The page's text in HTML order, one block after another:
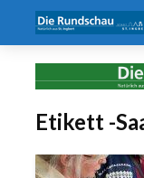
Etikett -